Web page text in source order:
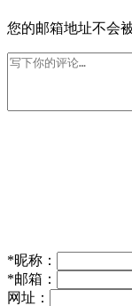
您的邮箱地址不会
*昵称：
*邮箱：
网址：